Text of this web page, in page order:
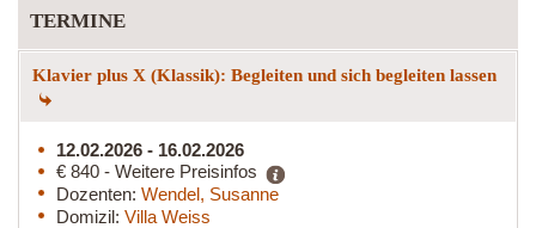
TERMINE
Klavier plus X (Klassik): Begleiten und sich begleiten lassen
12.02.2026 - 16.02.2026
€ 840 - Weitere Preisinfos
Dozenten: Wendel, Susanne
Domizil: Villa Weiss